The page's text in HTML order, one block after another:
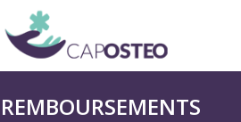
REMBOURSEMENTS